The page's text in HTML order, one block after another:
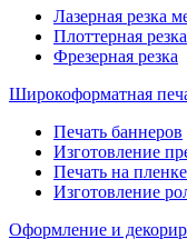
Лазерная резка
Плоттерная резка
Фрезерная резка
Широкоформатная
Печать баннеров
Изготовление
Печать на пленке
Изготовление
Оформление и